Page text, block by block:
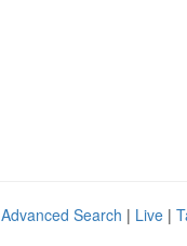
Advanced Search | Live |